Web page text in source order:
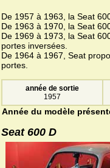
De 1957 à 1963, la Seat
De 1963 à 1970, la Seat
De 1969 à 1973, la Seat
portes inversées.
De 1964 à 1967, Seat
portes.
année de sortie
1957
Année du modèle
Seat 600 D